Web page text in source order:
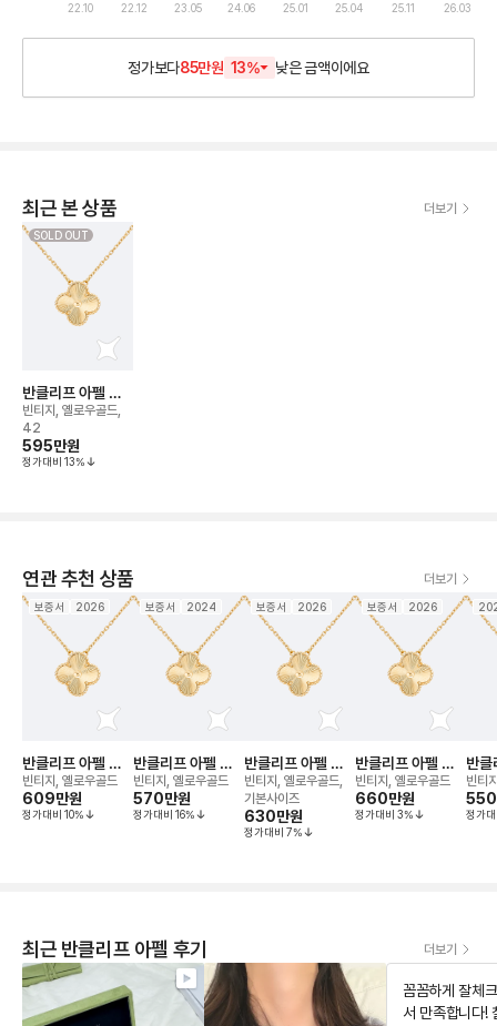
22.10 22.12 23.05 24.06 25.01 25.04 25.11 26.03
정가보다85만원 13% 낮은금액이에요
최근 본 상품 더보기
SOLD OUT
반클리프 아펠 알
함브라 기요세 네
크리스
빈티지, 옐로우골드,
42
595만원
정가대비 13%
연관 추천 상품 더보기
보증서 2026
반클리프 아펠 알
함브라 기요세 네
크리스
빈티지, 옐로우골드
609만원
정가대비 10%
보증서 2024
반클리프 아펠 알
함브라 기요세 네
크리스
빈티지, 옐로우골드
570만원
정가대비 16%
보증서 2026
반클리프 아펠 알
함브라 기요세 네
크리스
빈티지, 옐로우골드,
기본사이즈
630만원
정가대비 7%
보증서 2026
반클리프 아펠 알
함브라 기요세 네
크리스
빈티지, 옐로우골드
660만원
정가대비 3%
반클
함브
크리
빈티
550
정가
최근 반클리프 아펠 후기 더보기
꼼꼼하게 잘체
서 만족합니다!